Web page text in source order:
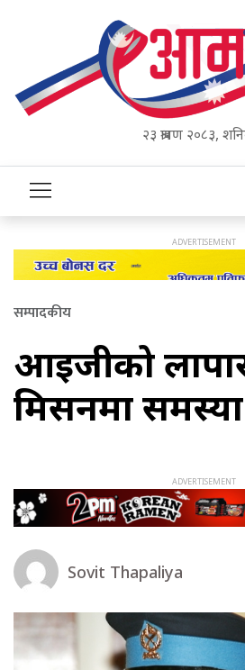
२३ श्रावण २०८३,
सम्पादकीय
आईजीको
मिसनमा समस्या
Sovit Thapaliya